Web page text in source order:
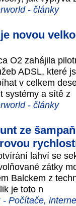
- články
novou
O2 zahájila
ADSL, které
v celkem
systémy a sítě z
- články
ze
lahví se
zátky
Balckem z
je toto n
- Počítače,